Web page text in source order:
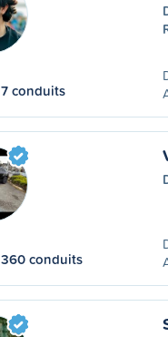
7 conduits
360 conduits